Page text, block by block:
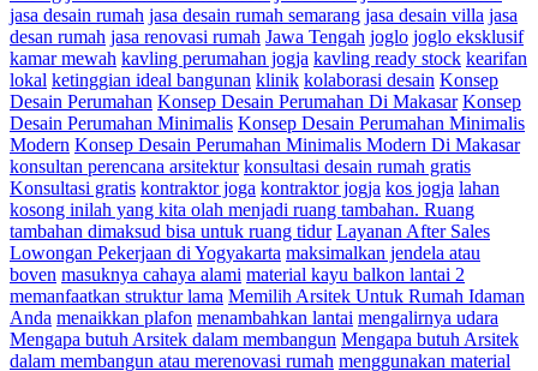
jasa desain rumah jasa desain rumah semarang jasa desain villa jasa
desan rumah jasa renovasi rumah Jawa Tengah joglo joglo eksklusif
kamar mewah kavling perumahan jogja kavling ready stock kearifan
lokal ketinggian ideal bangunan klinik kolaborasi desain Konsep
Desain Perumahan Konsep Desain Perumahan Di Makasar Konsep
Desain Perumahan Minimalis Konsep Desain Perumahan Minimalis
Modern Konsep Desain Perumahan Minimalis Modern Di Makasar
konsultan perencana arsitektur konsultasi desain rumah gratis
Konsultasi gratis kontraktor joga kontraktor jogja kos jogja lahan
kosong inilah yang kita olah menjadi ruang tambahan. Ruang
tambahan dimaksud bisa untuk ruang tidur Layanan After Sales
Lowongan Pekerjaan di Yogyakarta maksimalkan jendela atau
boven masuknya cahaya alami material kayu balkon lantai 2
memanfaatkan struktur lama Memilih Arsitek Untuk Rumah Idaman
Anda menaikkan plafon menambahkan lantai mengalirnya udara
Mengapa butuh Arsitek dalam membangun Mengapa butuh Arsitek
dalam membangun atau merenovasi rumah menggunakan material